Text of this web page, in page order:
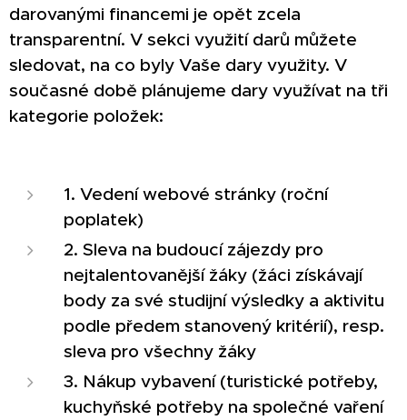
darovanými financemi je opět zcela
transparentní. V sekci využití darů můžete
sledovat, na co byly Vaše dary využity. V
současné době plánujeme dary využívat na tři
kategorie položek:
1. Vedení webové stránky (roční
poplatek)
2. Sleva na budoucí zájezdy pro
nejtalentovanější žáky (žáci získávají
body za své studijní výsledky a aktivitu
podle předem stanovený kritérií), resp.
sleva pro všechny žáky
3. Nákup vybavení (turistické potřeby,
kuchyňské potřeby na společné vaření